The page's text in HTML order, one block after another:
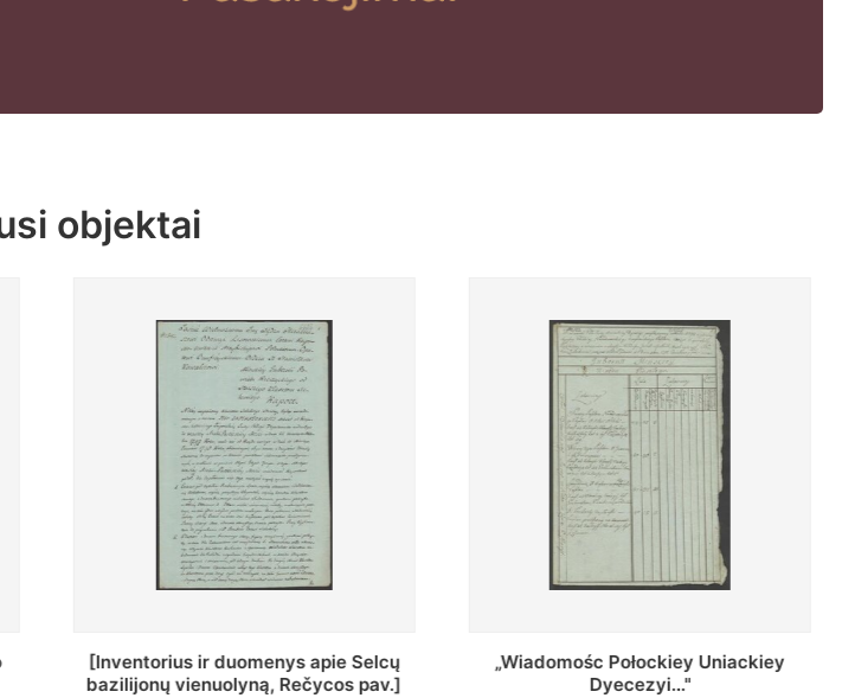
objektai
„Wiadomośc Połockiey Uniackiey
Dyecezyi..."
Regestr Parochow Dekanatu
Brzeskiego